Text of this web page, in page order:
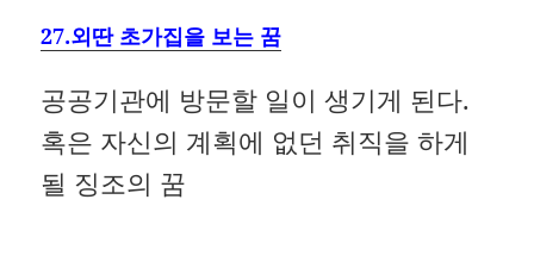
27.외딴 초가집을 보는 꿈
공공기관에 방문할 일이 생기게 된다.
혹은 자신의 계획에 없던 취직을 하게
될 징조의 꿈